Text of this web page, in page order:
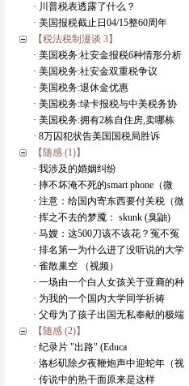
· 川普税表透露了什么？
· 美国报税截止日04/15整60周年
【税法税制漫谈 3】
· 美国税务:社安金报税6种情形分析
· 美国税务:社安金双重税争议
· 美国税务:退休金优惠
· 美国税务:绿卡报税与中美税务协
· 美国税务:拥有2栋自住房,卖哪栋
· 8万囚犯状告美国国税局胜诉
【随感 (1)】
· 我涉及的婚姻纠纷
· 摔不坏淹不死的smart phone（微
· 注意：给国内寄东西要付关税（微
· 挥之不去的梦魇： skunk (臭鼬)
· 马嫂：这500刀该不该花？冤不冤
· 排名第一为什么进了没听说的大学
· 雀散巢空 （视频）
· 一场由一个白人女孩关于亚裔的种
· 为我的一个国内大学同学祈祷
· 父母为了孩子出国无私奉献的极端
【随感 (2)】
· 纪录片 "出路" (Educa
· 洛杉矶除夕夜鞭炮声中迎蛇年（视
· 传说中的热干面原来是这样